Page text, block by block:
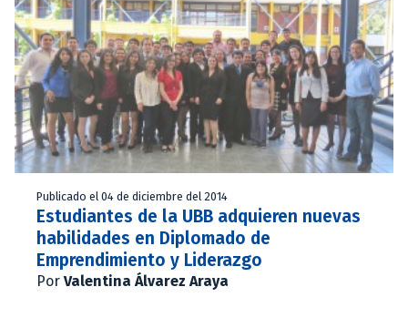
Publicado el 04 de diciembre del 2014
Estudiantes de la UBB adquieren nuevas
habilidades en Diplomado de
Emprendimiento y Liderazgo
Por Valentina Álvarez Araya